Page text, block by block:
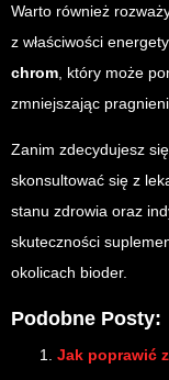
Warto również
z właściwości
chrom , który może
zmniejszając
Zanim zdecydujesz
skonsultować się z
stanu zdrowia oraz
skuteczności
okolicach bioder.
Podobne Posty:
Jak poprawić